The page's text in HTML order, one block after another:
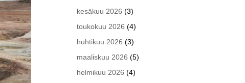
kesäkuu 2026 (3)
toukokuu 2026 (4)
huhtikuu 2026 (3)
maaliskuu 2026 (5)
helmikuu 2026 (4)